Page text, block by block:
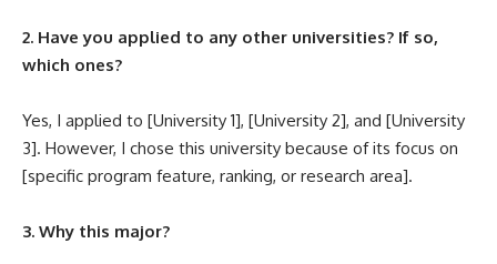
2. Have you applied to any other universities? If so,
which ones?
Yes, I applied to [University 1], [University 2], and [University
3]. However, I chose this university because of its focus on
[specific program feature, ranking, or research area].
3. Why this major?